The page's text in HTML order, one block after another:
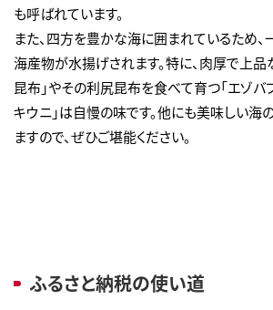
も呼ばれています。
また、四方を豊かな海に囲まれているため
海産物が水揚げされます。特に、肉厚で上品
昆布」やその利尻昆布を食べて育つ「エゾバ
キウニ」は自慢の味です。他にも美味しい海
ますので、ぜひご堪能ください。
ふるさと納税の使い道